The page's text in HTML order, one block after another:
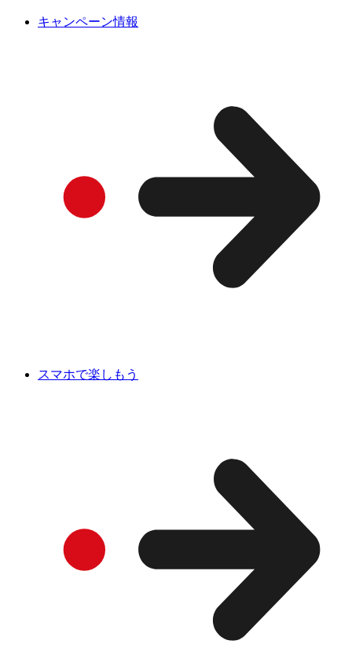
キャンペーン情報
スマホで楽しもう